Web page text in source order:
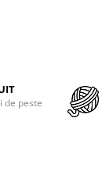
de peste